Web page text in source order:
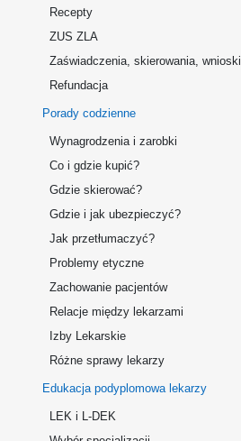
Recepty
ZUS ZLA
Zaświadczenia, skierowania, wnioski
Refundacja
Porady codzienne
Wynagrodzenia i zarobki
Co i gdzie kupić?
Gdzie skierować?
Gdzie i jak ubezpieczyć?
Jak przetłumaczyć?
Problemy etyczne
Zachowanie pacjentów
Relacje między lekarzami
Izby Lekarskie
Różne sprawy lekarzy
Edukacja podyplomowa lekarzy
LEK i L-DEK